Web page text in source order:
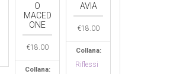
O
MACED
ONE
€18.00
Collana:
AVIA
€18.00
Collana:
Riflessi